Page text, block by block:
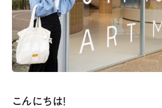
こんにちは！